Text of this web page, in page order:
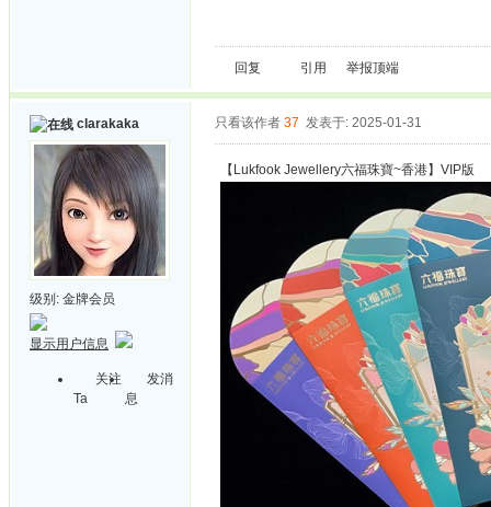
回复 引用 举报顶端
clarakaka
级别: 金牌会员
显示用户信息
关注
Ta
发消
息
只看该作者 37 发表于: 2025-01-31
【Lukfook Jewellery六福珠寶~香港】VIP版